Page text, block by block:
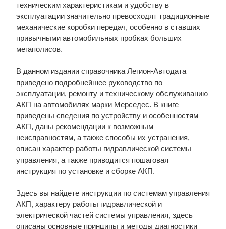
техническим характеристикам и удобству в
эксплуатации значительно превосходят традиционные
механические коробки передач, особенно в ставших
привычными автомобильных пробках больших
мегаполисов.
В данном издании справочника Легион-Автодата
приведено подробнейшее руководство по
эксплуатации, ремонту и техническому обслуживанию
АКП на автомобилях марки Мерседес. В книге
приведены сведения по устройству и особенностям
АКП, даны рекомендации к возможным
неисправностям, а также способы их устранения,
описан характер работы гидравлической системы
управления, а также приводится пошаговая
инструкция по установке и сборке АКП.
Здесь вы найдете инструкции по системам управления
АКП, характеру работы гидравлической и
электрической частей системы управления, здесь
описаны основные принципы и методы диагностики